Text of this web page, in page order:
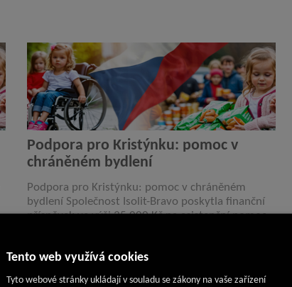
Podpora pro Kristýnku: pomoc v
chráněném bydlení
Podpora pro Kristýnku: pomoc v chráněném
bydlení Společnost Isolit-Bravo poskytla finanční
příspěvek ve výši 35 000 Kč na asistenční pomoc
Tento web využívá cookies
Tyto webové stránky ukládají v souladu se zákony na vaše zařízení